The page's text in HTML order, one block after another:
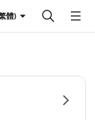
體)